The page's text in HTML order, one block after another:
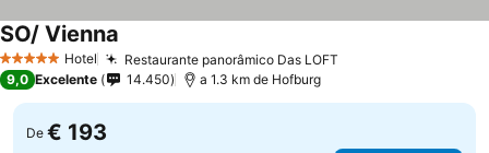
5 Estrelas Hotel Restaurante panorâmico Das LOFT
SO/ Vienna
9,0 Excelente 14.450 a 1.3 km de Hofburg
De € 193